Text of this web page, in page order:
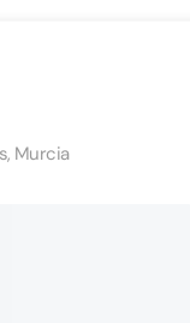
Murcia